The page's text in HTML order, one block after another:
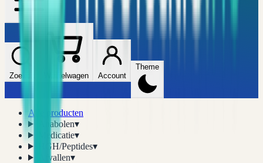
Zoeken Winkelwagen Account
Theme
Alle producten
Anabolen▾
Medicatie▾
HGH/Peptides▾
Afvallen▾